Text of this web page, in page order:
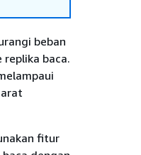
beban
replika baca.
fitur